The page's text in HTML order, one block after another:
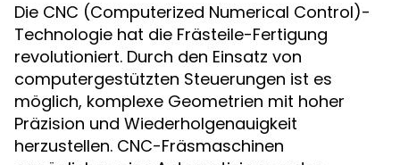
Die CNC (Computerized Numerical Control)-
Technologie hat die Frästeile-Fertigung
revolutioniert. Durch den Einsatz von
computergestützten Steuerungen ist es
möglich, komplexe Geometrien mit hoher
Präzision und Wiederholgenauigkeit
herzustellen. CNC-Fräsmaschinen